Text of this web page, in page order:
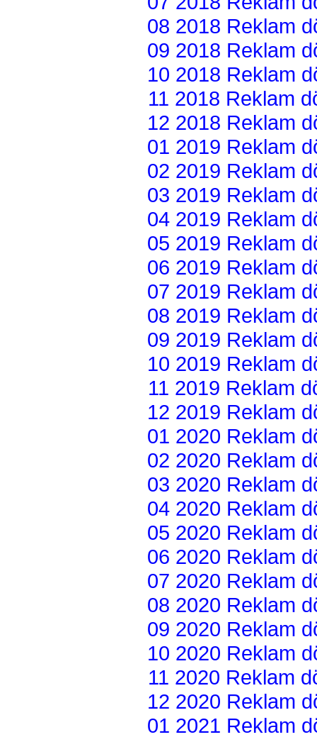
08 2018 Reklam
09 2018 Reklam
10 2018 Reklam
11 2018 Reklam
12 2018 Reklam
01 2019 Reklam
02 2019 Reklam
03 2019 Reklam
04 2019 Reklam
05 2019 Reklam
06 2019 Reklam
07 2019 Reklam
08 2019 Reklam
09 2019 Reklam
10 2019 Reklam
11 2019 Reklam
12 2019 Reklam
01 2020 Reklam
02 2020 Reklam
03 2020 Reklam
04 2020 Reklam
05 2020 Reklam
06 2020 Reklam
07 2020 Reklam
08 2020 Reklam
09 2020 Reklam
10 2020 Reklam
11 2020 Reklam
12 2020 Reklam
01 2021 Reklam